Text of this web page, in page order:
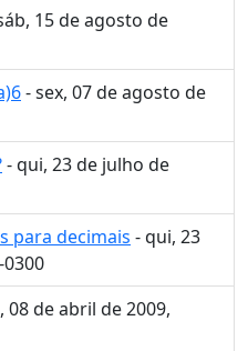
15 de agosto de
- sex, 07 de agosto de
- qui, 23 de julho de
para decimais - qui, 23
08 de abril de 2009,